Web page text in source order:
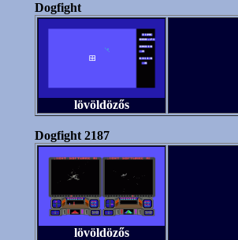
Dogfight
lövöldözős
Dogfight 2187
lövöldözős